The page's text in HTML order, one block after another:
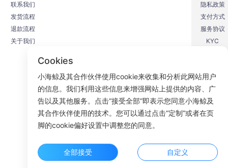
联系我们
发货流程
退款流程
关于我们
隐私政策
支付方式
服务协议
KYC
ROOM
Cookies
小海鲸及其合作伙伴使用cookie来收集和分析此网站用户
的信息。我们利用这些信息来增强网站上提供的内容、广
告以及其他服务。点击“接受全部”即表示您同意小海鲸及
其合作伙伴使用的技术。您可以通过点击“定制”或者在页
脚的cookie偏好设置中调整您的同意。
全部接受 自定义